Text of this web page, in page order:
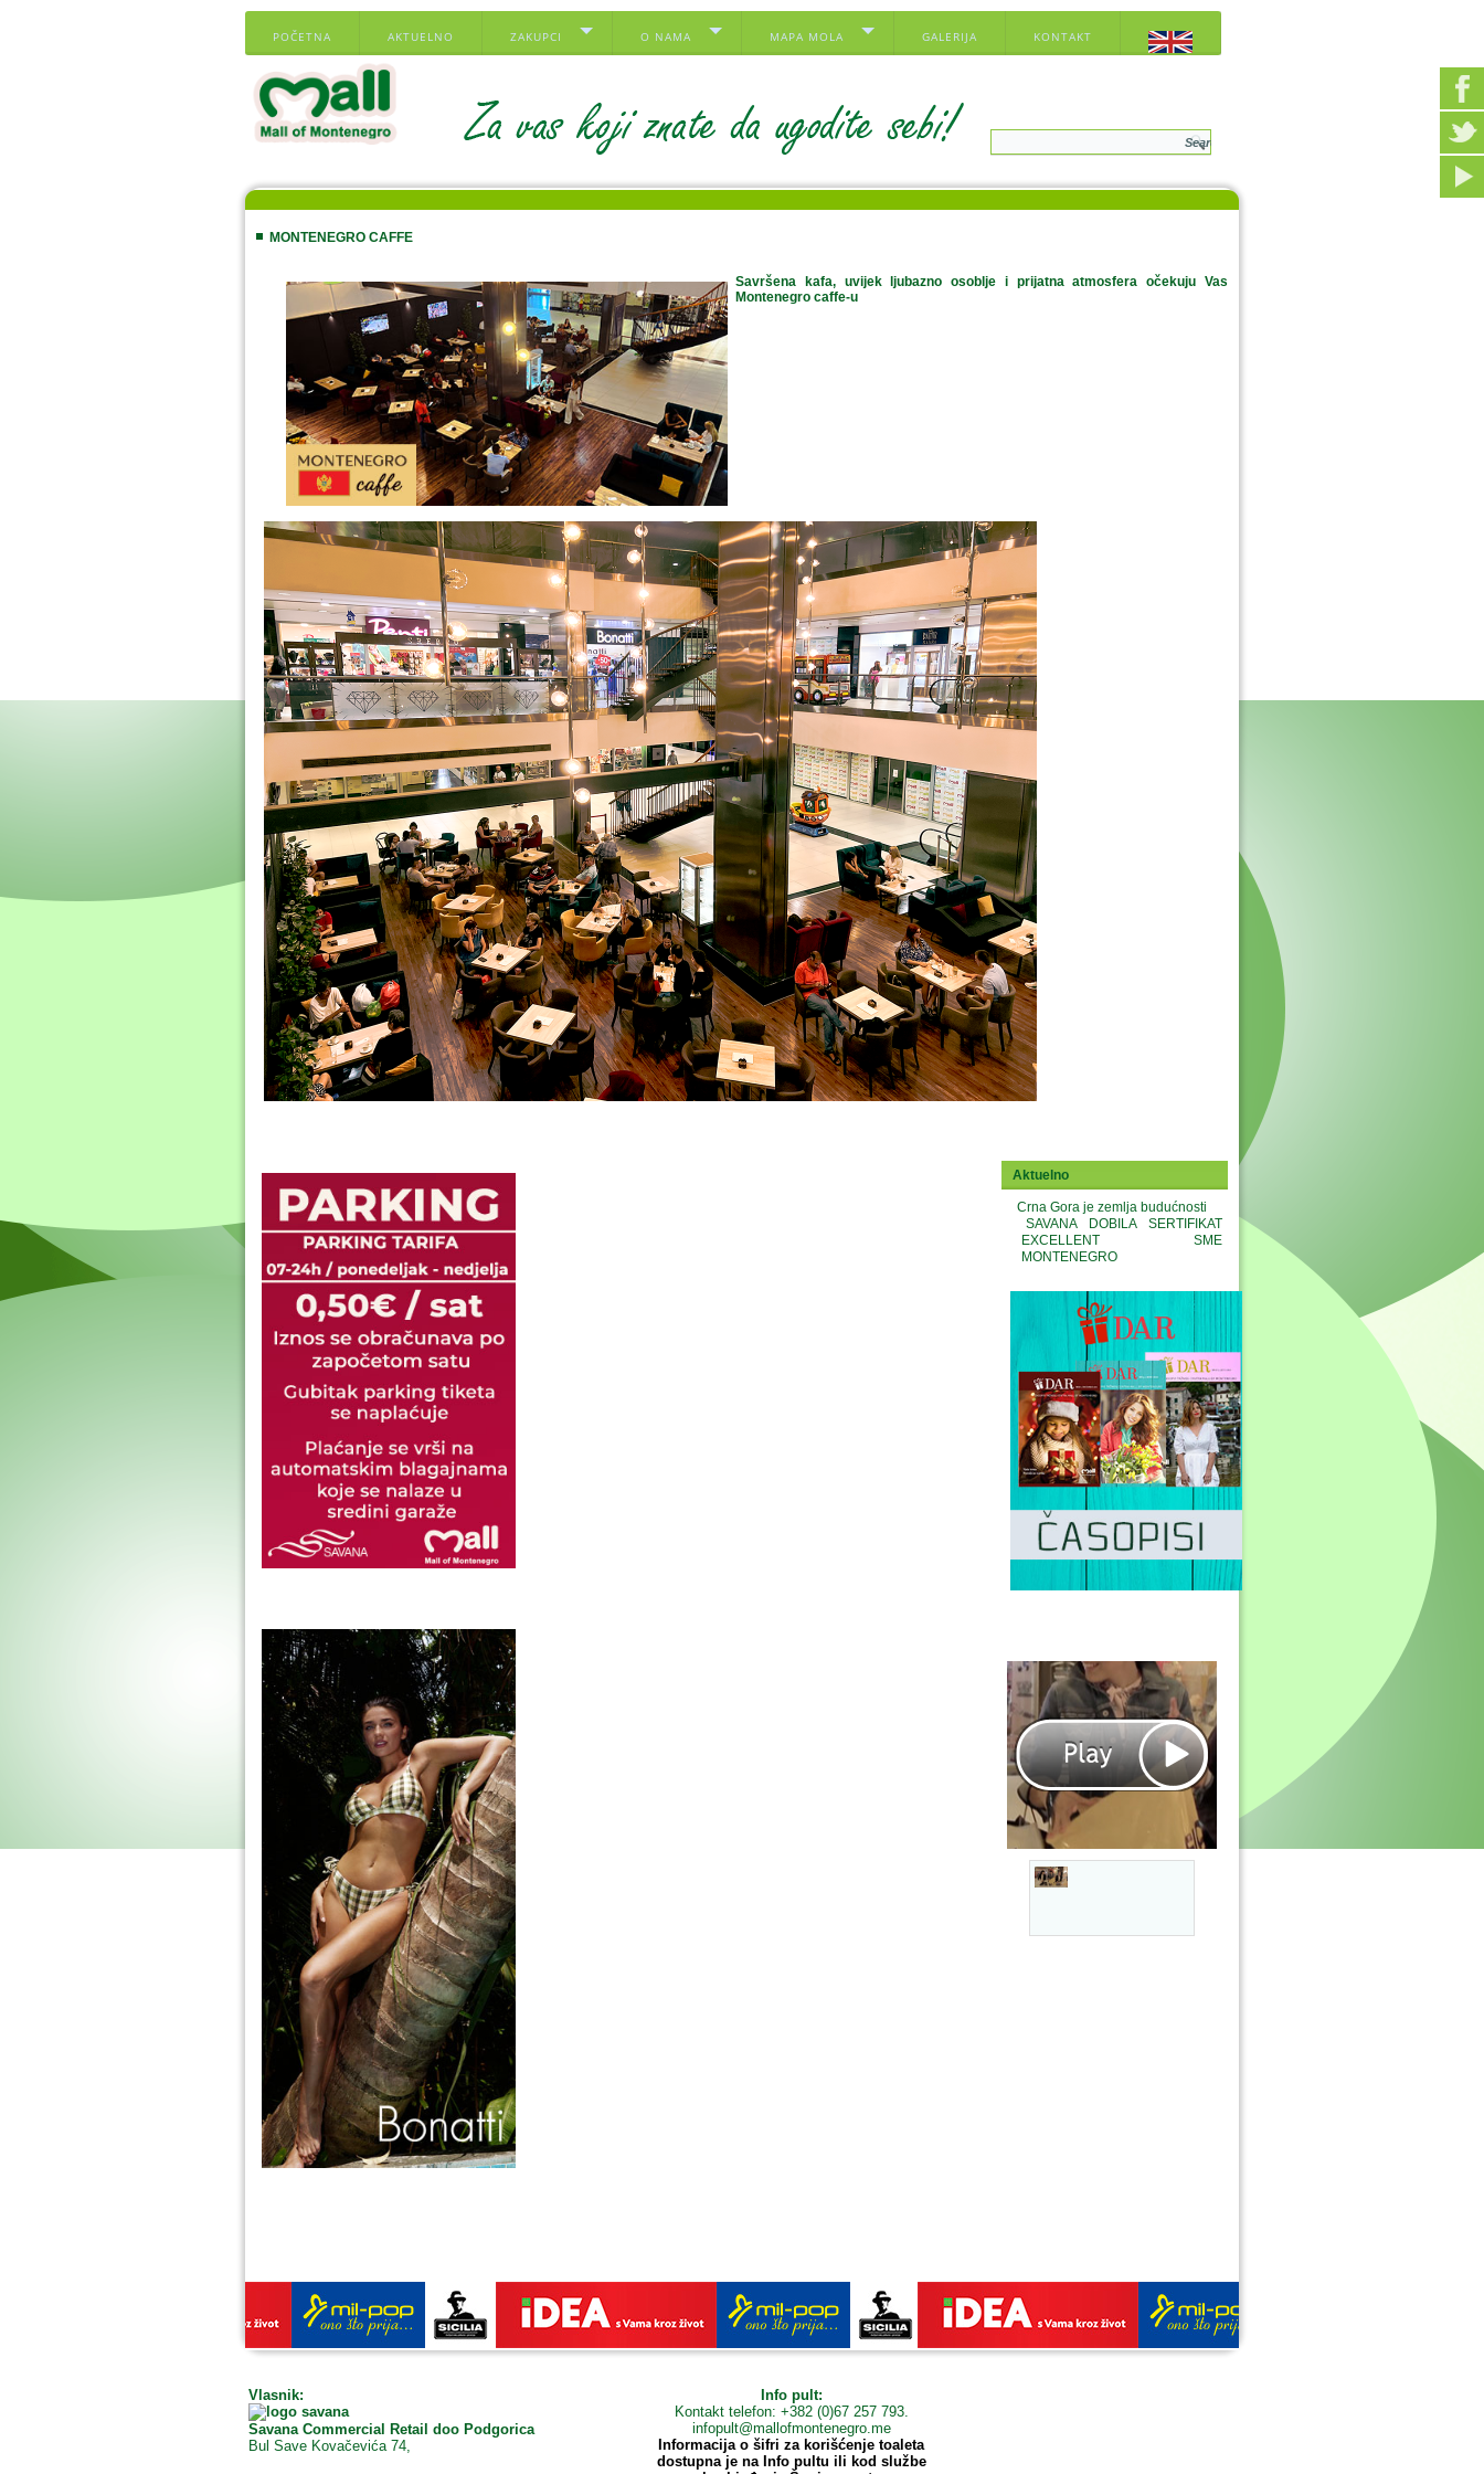
POČETNA AKTUELNO ZAKUPCI O NAMA MAPA MOLA GALERIJA KONTAKT
MONTENEGRO CAFFE
Savršena kafa, uvijek ljubazno osoblje i prijatna atmosfera očekuju Vas
Montenegro caffe-u
Aktuelno
Crna Gora je zemlja budućnosti
SAVANA DOBILA SERTIFIKAT
EXCELLENT SME
MONTENEGRO
Vlasnik:
Savana Commercial Retail doo Podgorica
Bul Save Kovačevića 74,
Info pult:
Kontakt telefon: +382 (0)67 257 793.
infopult@mallofmontenegro.me
Informacija o šifri za korišćenje toaleta
dostupna je na Info pultu ili kod službe